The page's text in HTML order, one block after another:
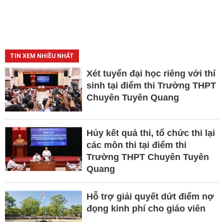
TIN XEM NHIỀU NHẤT
Xét tuyển đại học riêng với thí
sinh tại điểm thi Trường THPT
Chuyên Tuyên Quang
Hủy kết quả thi, tổ chức thi lại
các môn thi tại điểm thi
Trường THPT Chuyên Tuyên
Quang
Hỗ trợ giải quyết dứt điểm nợ
đọng kinh phí cho giáo viên